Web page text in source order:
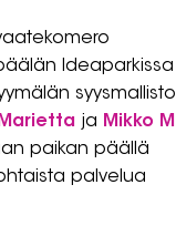
Ideaparkissa
Marietta ja Mikko M
paikan päällä
palvelua